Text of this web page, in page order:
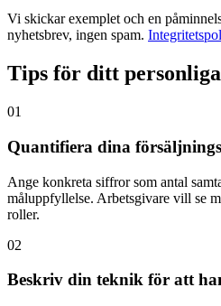
Vi skickar exemplet och en
nyhetsbrev, ingen spam.
Tips för ditt
01
Quantifiera dina
Ange konkreta siffror som antal
måluppfyllelse. Arbetsgivare vill se
roller.
02
Beskriv din teknik för att